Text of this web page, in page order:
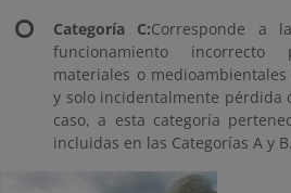
Categoría C:Corresponde a
funcionamiento
materiales o
y solo incidentalmente pérdida
caso, a esta categoría
incluidas en las Categorías A y B.